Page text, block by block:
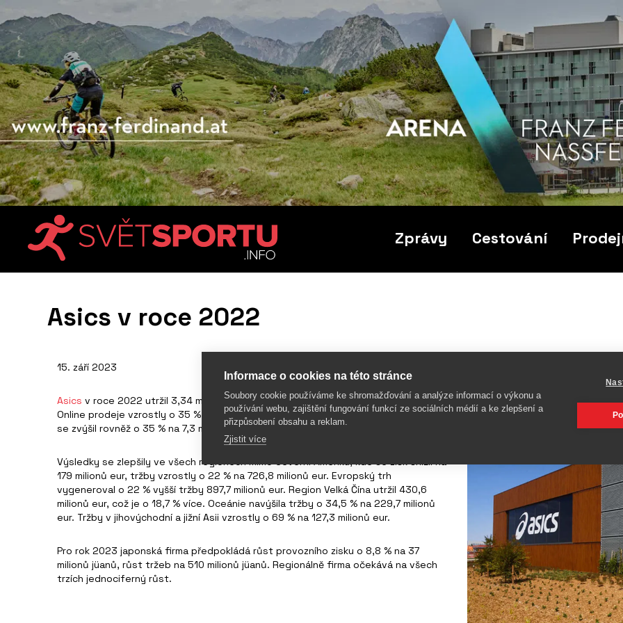
Zprávy Cestování
Asics v roce 2022
15. září 2023
Asics v roce 2022 utržil 3,34 miliardy eur, což znamená meziroční růst o 19,9 %.
Online prodeje vzrostly o 35 % na 595,5 milionů eur. Počet členů klubu OneAsics
se zvýšil rovněž o 35 % na 7,3 milionů. Zisk za celý rok 2022 činil 137,2 milionů eur.
Výsledky se zlepšily ve všech regionech mimo Severní Ameriku, kde se zisk snížil na
179 milionů eur, tržby vzrostly o 22 % na 726,8 milionů eur. Evropský trh
vygeneroval o 22 % vyšší tržby 897,7 milionů eur. Region Velká Čína utržil 430,6
milionů eur, což je o 18,7 % více. Oceánie navýšila tržby o 34,5 % na 229,7 milionů
eur. Tržby v jihovýchodní a jižní Asii vzrostly o 69 % na 127,3 milionů eur.
Pro rok 2023 japonská firma předpokládá růst provozního zisku o 8,8 % na 37
milionů jüanů, růst tržeb na 510 milionů jüanů. Regionálně firma očekává na všech
trzích jednociferný růst.
Informace o cookies na této stránce
Soubory cookie používáme ke shromažďování a analýze informací o výkonu a
používání webu, zajištění fungování funkcí ze sociálních médií a ke zlepšení a
přizpůsobení obsahu a reklam.
Zjistit více